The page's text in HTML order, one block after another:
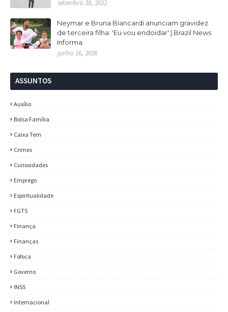
setembro 28, 2022
Neymar e Bruna Biancardi anunciam gravidez
de terceira filha: 'Eu vou endoidar' | Brazil News
Informa
junho 16, 2026
ASSUNTOS
Auxílio
Bolsa Família
Caixa Tem
Crimes
Curiosidades
Emprego
Espiritualidade
FGTS
Finança
Finanças
Fofoca
Governo
INSS
Internacional